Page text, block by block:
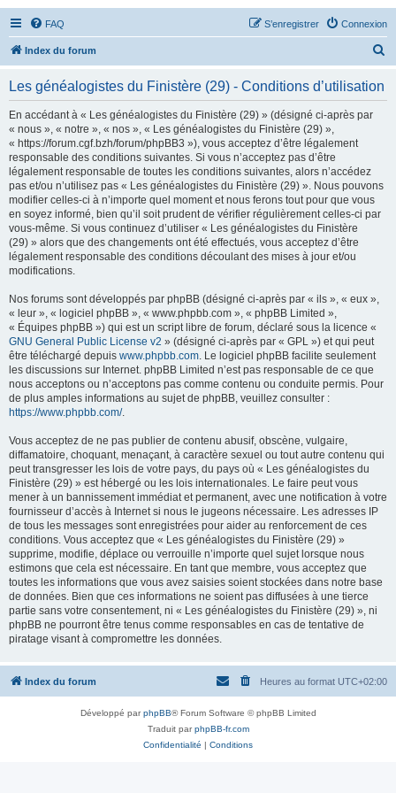
FAQ Connexion
S’enregistrer
Index du forum
Les généalogistes du Finistère (29) - Conditions d’utilisation
En accédant à « Les généalogistes du Finistère (29) » (désigné ci-après par
« nous », « notre », « nos », « Les généalogistes du Finistère (29) »,
« https://forum.cgf.bzh/forum/phpBB3 »), vous acceptez d’être légalement
responsable des conditions suivantes. Si vous n’acceptez pas d’être
légalement responsable de toutes les conditions suivantes, alors n’accédez
pas et/ou n’utilisez pas « Les généalogistes du Finistère (29) ». Nous pouvons
modifier celles-ci à n’importe quel moment et nous ferons tout pour que vous
en soyez informé, bien qu’il soit prudent de vérifier régulièrement celles-ci par
vous-même. Si vous continuez d’utiliser « Les généalogistes du Finistère
(29) » alors que des changements ont été effectués, vous acceptez d’être
légalement responsable des conditions découlant des mises à jour et/ou
modifications.
Nos forums sont développés par phpBB (désigné ci-après par « ils », « eux »,
« leur », « logiciel phpBB », « www.phpbb.com », « phpBB Limited »,
« Équipes phpBB ») qui est un script libre de forum, déclaré sous la licence «
GNU General Public License v2 » (désigné ci-après par « GPL ») et qui peut
être téléchargé depuis www.phpbb.com. Le logiciel phpBB facilite seulement
les discussions sur Internet. phpBB Limited n’est pas responsable de ce que
nous acceptons ou n’acceptons pas comme contenu ou conduite permis. Pour
de plus amples informations au sujet de phpBB, veuillez consulter :
https://www.phpbb.com/.
Vous acceptez de ne pas publier de contenu abusif, obscène, vulgaire,
diffamatoire, choquant, menaçant, à caractère sexuel ou tout autre contenu qui
peut transgresser les lois de votre pays, du pays où « Les généalogistes du
Finistère (29) » est hébergé ou les lois internationales. Le faire peut vous
mener à un bannissement immédiat et permanent, avec une notification à votre
fournisseur d’accès à Internet si nous le jugeons nécessaire. Les adresses IP
de tous les messages sont enregistrées pour aider au renforcement de ces
conditions. Vous acceptez que « Les généalogistes du Finistère (29) »
supprime, modifie, déplace ou verrouille n’importe quel sujet lorsque nous
estimons que cela est nécessaire. En tant que membre, vous acceptez que
toutes les informations que vous avez saisies soient stockées dans notre base
de données. Bien que ces informations ne soient pas diffusées à une tierce
partie sans votre consentement, ni « Les généalogistes du Finistère (29) », ni
phpBB ne pourront être tenus comme responsables en cas de tentative de
piratage visant à compromettre les données.
Index du forum Heures au format UTC+02:00
Développé parphpBB® Forum Software © phpBB Limited
Traduit parphpBB-fr.com
Confidentialité | Conditions